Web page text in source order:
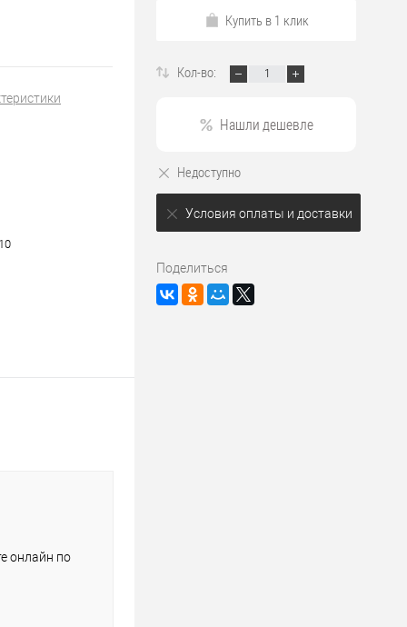
онлайн по
Купить в 1 клик
Кол-во:
Нашли дешевле
Недоступно
Условия оплаты и доставки
Поделиться